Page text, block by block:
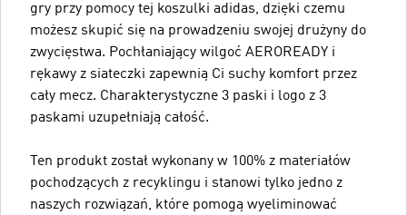
gry przy pomocy tej koszulki adidas, dzięki czemu
możesz skupić się na prowadzeniu swojej drużyny do
zwycięstwa. Pochłaniający wilgoć AEROREADY i
rękawy z siateczki zapewnią Ci suchy komfort przez
cały mecz. Charakterystyczne 3 paski i logo z 3
paskami uzupełniają całość.
Ten produkt został wykonany w 100% z materiałów
pochodzących z recyklingu i stanowi tylko jedno z
naszych rozwiązań, które pomogą wyeliminować